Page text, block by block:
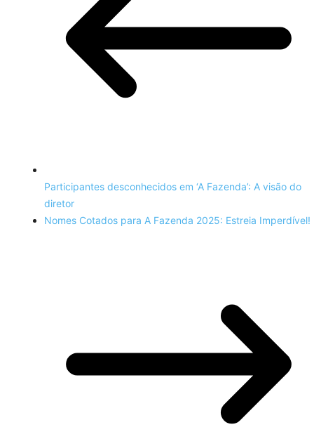
Participantes desconhecidos em ‘A Fazenda’: A visão do
diretor
Nomes Cotados para A Fazenda 2025: Estreia Imperdível!